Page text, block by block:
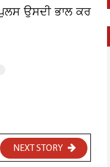
ਉਸਦੀ ਭਾਲ ਕਰ
NEXT STORY